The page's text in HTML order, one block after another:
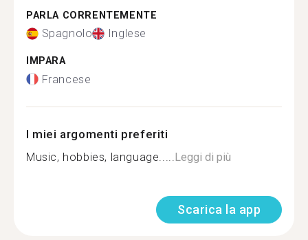
PARLA CORRENTEMENTE
Spagnolo Inglese
IMPARA
Francese
I miei argomenti preferiti
Music, hobbies, language..... Leggi di più
Scarica la app